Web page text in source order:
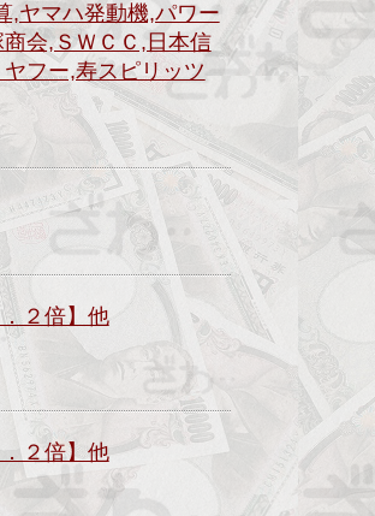
,ヤマハ発動機,パワー
会,ＳＷＣＣ,日本信
フー,寿スピリッツ
２倍】他
２倍】他